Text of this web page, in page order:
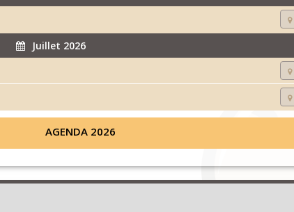
Juillet 2026
AGENDA 2026